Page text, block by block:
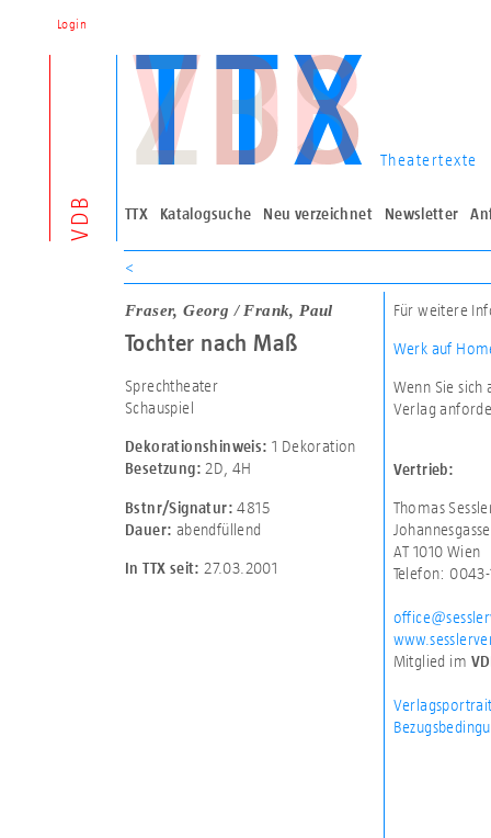
VDB
Theatertexte
TTX Katalogsuche Neu verzeichnet Newsletter
Login
<
Fraser, Georg / Frank, Paul
Tochter nach Maß
Sprechtheater
Schauspiel
Dekorationshinweis: 1 Dekoration
Besetzung: 2D 4H
Bstnr/Signatur: 4815
Dauer: abendfüllend
In TTX seit: 27.03.2001
Für weitere
Werk auf
Wenn Sie sich
Verlag
Vertrieb:
Thomas
AT 1010 Wien
Telefon:
Mitglied im